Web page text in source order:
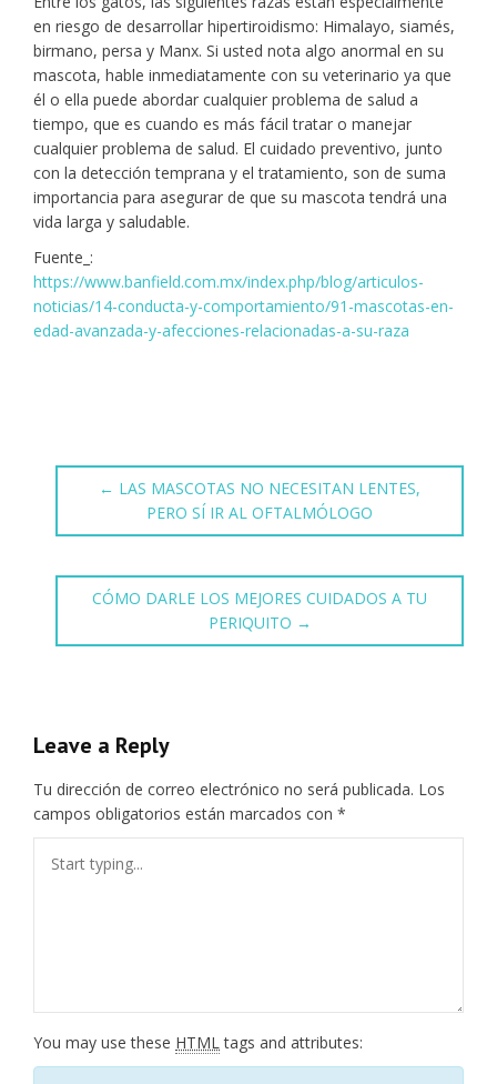
en riesgo de desarrollar hipertiroidismo: Himalayo, siamés,
birmano, persa y Manx. Si usted nota algo anormal en su
mascota, hable inmediatamente con su veterinario ya que
él o ella puede abordar cualquier problema de salud a
tiempo, que es cuando es más fácil tratar o manejar
cualquier problema de salud. El cuidado preventivo, junto
con la detección temprana y el tratamiento, son de suma
importancia para asegurar de que su mascota tendrá una
vida larga y saludable.
Fuente_:
https://www.banfield.com.mx/index.php/blog/articulos-
noticias/14-conducta-y-comportamiento/91-mascotas-en-
edad-avanzada-y-afecciones-relacionadas-a-su-raza
← LAS MASCOTAS NO NECESITAN LENTES,
PERO SÍ IR AL OFTALMÓLOGO
CÓMO DARLE LOS MEJORES CUIDADOS A TU
PERIQUITO →
Leave a Reply
Tu dirección de correo electrónico no será publicada. Los
campos obligatorios están marcados con *
You may use these HTMLtags and attributes: